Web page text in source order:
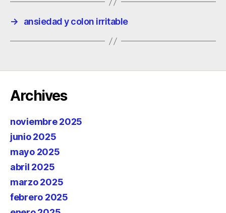
→ ansiedad y colon irritable
Archives
noviembre 2025
junio 2025
mayo 2025
abril 2025
marzo 2025
febrero 2025